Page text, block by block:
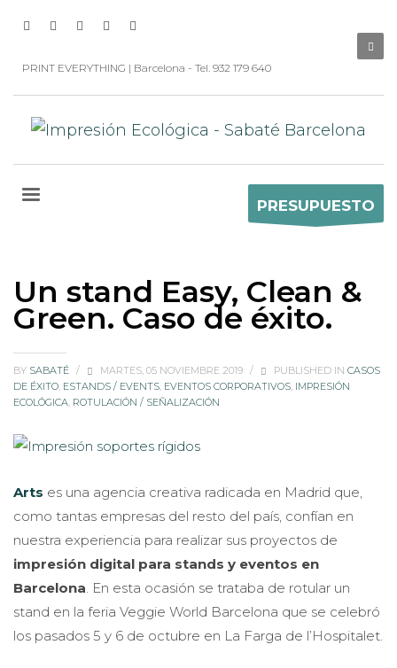
PRINT EVERYTHING | Barcelona - Tel. 932 179 640
PRESUPUESTO
Un stand Easy, Clean &
Green. Caso de éxito.
BY SABATÉ / MARTES, 05 NOVIEMBRE 2019 / PUBLISHED IN CASOS
DE ÉXITO, ESTANDS / EVENTS, EVENTOS CORPORATIVOS, IMPRESIÓN
ECOLÓGICA, ROTULACIÓN / SEÑALIZACIÓN
Arts es una agencia creativa radicada en Madrid que,
como tantas empresas del resto del país, confían en
nuestra experiencia para realizar sus proyectos de
impresión digital para stands y eventos en
Barcelona . En esta ocasión se trataba de rotular un
stand en la feria Veggie World Barcelona que se celebró
los pasados 5 y 6 de octubre en La Farga de l’Hospitalet.